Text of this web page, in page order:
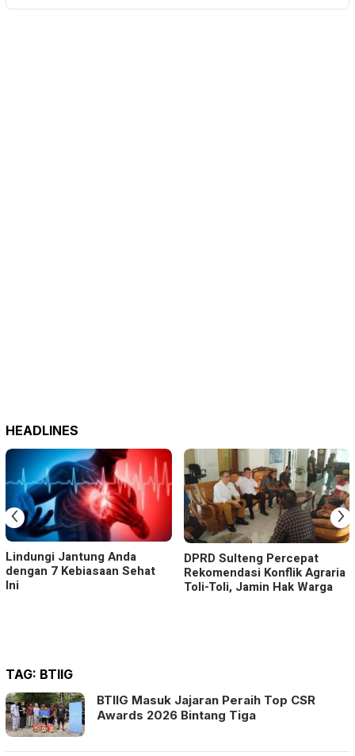
HEADLINES
Lindungi Jantung Anda
dengan 7 Kebiasaan Sehat
Ini
DPRD Sulteng Percepat
Rekomendasi Konflik Agraria
Toli-Toli, Jamin Hak Warga
‹ ›
TAG: BTIIG
BTIIG Masuk Jajaran Peraih Top CSR
Awards 2026 Bintang Tiga